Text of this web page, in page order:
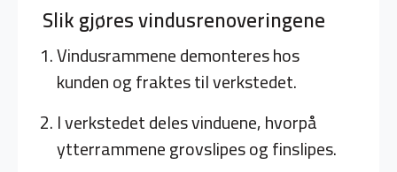
Slik gjøres vindusrenoveringene
Vindusrammene demonteres hos
kunden og fraktes til verkstedet.
I verkstedet deles vinduene, hvorpå
ytterrammene grovslipes og finslipes.